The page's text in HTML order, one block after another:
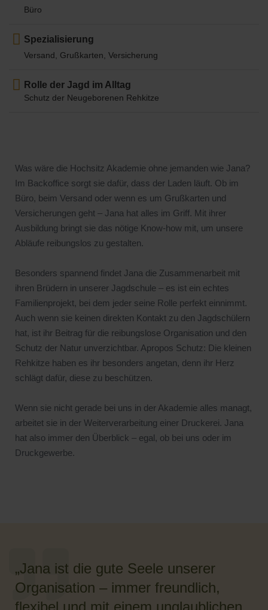
Büro
Spezialisierung
Versand, Grußkarten, Versicherung
Rolle der Jagd im Alltag
Schutz der Neugeborenen Rehkitze
Was wäre die Hochsitz Akademie ohne jemanden wie Jana?
Im Backoffice sorgt sie dafür, dass der Laden läuft. Ob im
Büro, beim Versand oder wenn es um Grußkarten und
Versicherungen geht – Jana hat alles im Griff. Mit ihrer
Ausbildung bringt sie das nötige Know-how mit, um unsere
Abläufe reibungslos zu gestalten.
Besonders spannend findet Jana die Zusammenarbeit mit
ihren Brüdern in unserer Jagdschule – es ist ein echtes
Familienprojekt, bei dem jeder seine Rolle perfekt einnimmt.
Auch wenn sie keinen direkten Kontakt zu den Jagdschülern
hat, ist ihr Beitrag für die reibungslose Organisation und den
Schutz der Natur unverzichtbar. Apropos Schutz: Die kleinen
Rehkitze haben es ihr besonders angetan, denn ihr Herz
schlägt dafür, diese zu beschützen.
Wenn sie nicht gerade bei uns in der Akademie alles managt,
arbeitet sie in der Weiterverarbeitung einer Druckerei. Jana
hat also immer den Überblick – egal, ob bei uns oder im
Druckgewerbe.
„Jana ist die gute Seele unserer
Organisation – immer freundlich,
flexibel und mit einem unglaublichen